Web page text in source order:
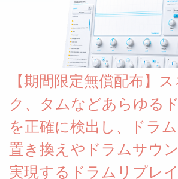
グラムされているプリセットも多いですが
とももちろんできます。 ほとんどのシンセ
度サンプリングしてベロシティで音量を調整
ELYSIONは違います。ビンテージシンセを
複数のベロシティレイヤーにわたって録音
することで、弱く演奏した場合と強く演奏
る音色が得られます。単に音量を変えただ
せん。
【期間限定無償配布】
ク、タムなどあらゆる
を正確に検出し、ドラ
置き換えやドラムサウ
実現するドラムリプレ